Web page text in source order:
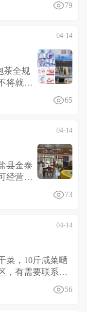
79
04-14
茶全规
将就，
65
04-14
县金泰
经营早
子没
73
04-14
菜，10斤咸菜嗮
，有需要联系13
56